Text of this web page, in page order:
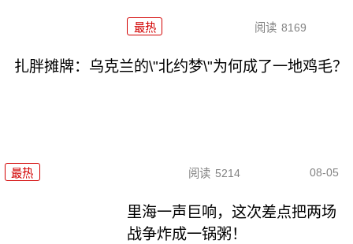
最热 阅读 8169
扎胖摊牌：乌克兰的\"北约梦\"为何成了一地鸡毛？
最热 阅读 5214 08-05
里海一声巨响，这次差点把两场
战争炸成一锅粥！